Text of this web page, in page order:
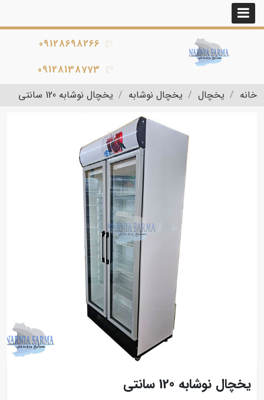
09128698266
09128138773
خانه
یخچال یخچال نوشابه یخچال نوشابه 120 سانتی
یخچال نوشابه 120 سانتی